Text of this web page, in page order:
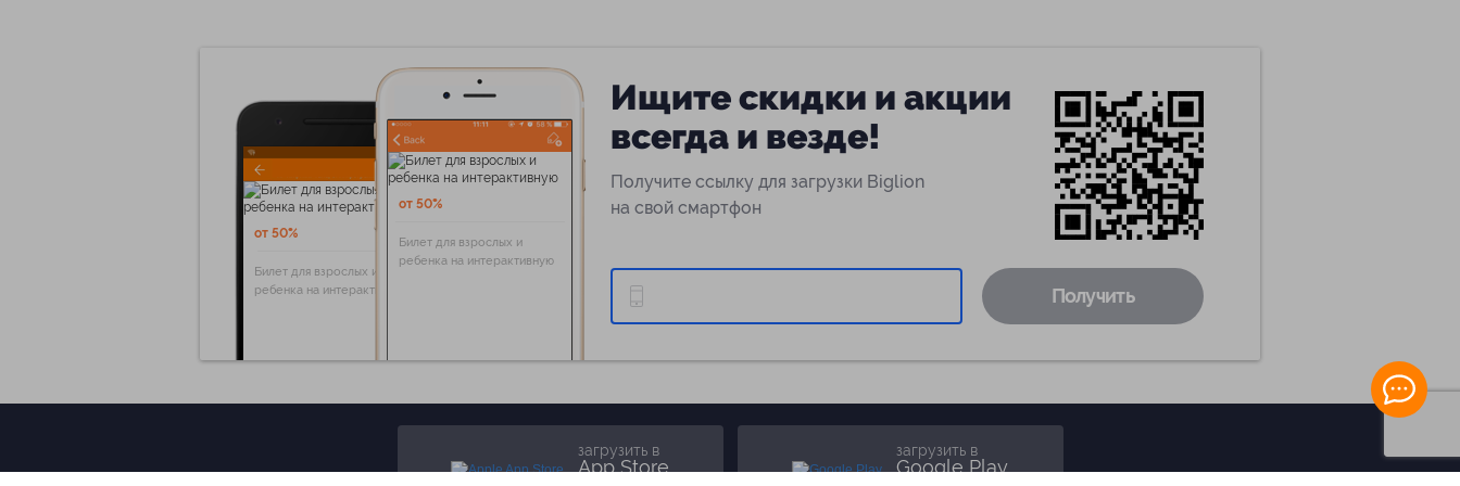
от 50%
Билет для взрослых и
ребенка на интерактивную
от 50%
Билет для взрослых и
ребенка на интерактивную
Ищите скидки и акции
всегда и везде!
Получите ссылку для загрузки Biglion
на свой смартфон
Получить
загрузить в
App Store
загрузить в
Google Play